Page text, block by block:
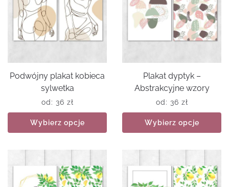
Podwójny plakat kobieca
sylwetka
od: 36 zł
Wybierz opcje
Plakat dyptyk –
Abstrakcyjne wzory
od: 36 zł
Wybierz opcje